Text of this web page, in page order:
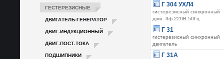
ГЕСТЕРЕЗИСНЫЕ
ДВИГАТЕЛЬ-ГЕНЕРАТОР
ДВИГ.ИНДУКЦИОННЫЙ
ДВИГ.ПОСТ.ТОКА
ПОДШИПНИКИ
Г 304 УХЛ4
гистерезисный синхронный
двиг. 3ф 220В 50Гц
Г 31
гистерезисный синхронный
двигатель
Г 31А